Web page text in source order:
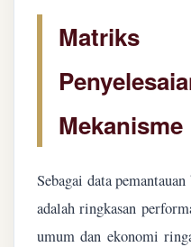
Sebagai data
adalah ringkasan
umum dan ekonomi